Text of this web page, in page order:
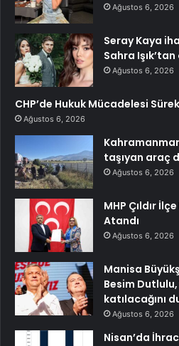
Ağustos 6, 2026
Seray Kaya
Sahra
Ağustos 6, 2026
CHP’de Hukuk Mücadelesi
Ağustos 6, 2026
taşıyan araç
Ağustos 6, 2026
MHP Çıldır
Atandı
Ağustos 6, 2026
Manisa
Besim Dutlulu,
katılacağını
Ağustos 6, 2026
Nisan’da